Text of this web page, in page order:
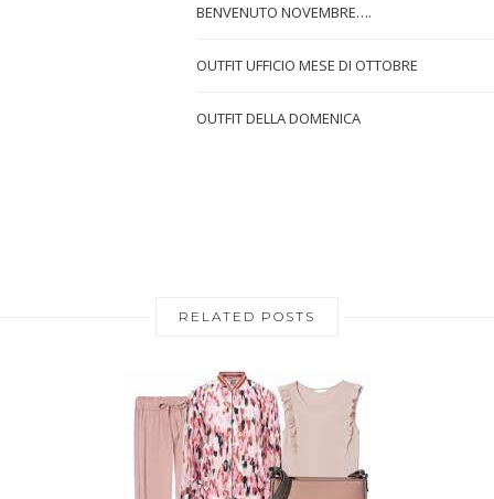
BENVENUTO NOVEMBRE….
OUTFIT UFFICIO MESE DI OTTOBRE
OUTFIT DELLA DOMENICA
RELATED POSTS